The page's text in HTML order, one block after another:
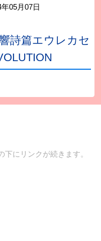
年05月07日
詩篇エウレカセ
下にリンクが続きます。